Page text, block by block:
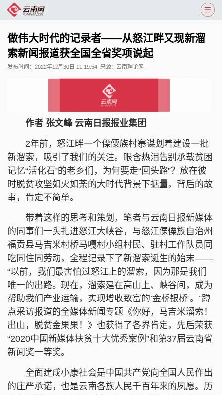
做伟大时代的记录者——从怒江畔又现新溜
索新闻报道获全国全省奖项说起
发布时间： 2022年12月30日 11:19:54 来源： 云南理论网
作者 张文峰 云南日报报业集团
2年前，怒江畔一个傈僳族村寨谋划着建设一批
新溜索，吸引了我们的关注。眼含热泪告别承载贫困
记忆“活化石”的老乡们，为何要走“回头路”？放在彼
时脱贫攻坚如火如荼的大时代背景下掂量，背后的故
事，肯定不简单。
带着这样的思考和策划，笔者与云南日报新媒体
的同事们一头扎进怒江大峡谷，与怒江傈僳族自治州
福贡县马吉米村桥马嘎村小组村民、驻村工作队员同
吃同住同劳动，全程记录下了新溜索诞生的始末——
“以前，我们最害怕过怒江上的溜索，因为那是我们
唯一的出路。现在，溜索建在高山上、峡谷间，成为
帮助我们产业运输，实现增收致富的‘金桥银桥’。”蹲
点采访报道的全媒体新闻专题《你好，马吉米溜索！
出山，脱贫金果果！》也获得了各界肯定，先后荣获
“2020中国新媒体扶贫十大优秀案例”和第37届云南省
新闻奖一等奖。
全面建成小康社会是中国共产党向全国人民作出
的庄严承诺，也是云南各族人民千百年来的夙愿。历